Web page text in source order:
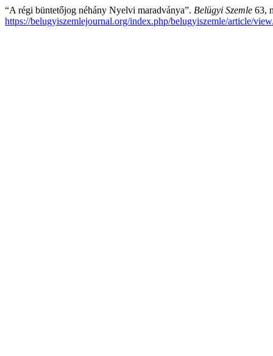
“A régi büntetőjog néhány Nyelvi maradványa”. Belügyi Szemle 63,
https://belugyiszemlejournal.org/index.php/belugyiszemle/article/